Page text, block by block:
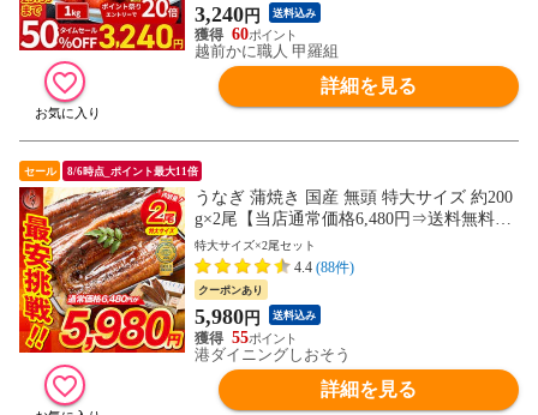
3,240円 送料込み
60
越前かに職人 甲羅組
詳細を見る
セール 8/6時点_ポイント最大11倍
うなぎ 蒲焼き 国産 無頭 特大サイズ 約200
g×2尾【当店通常価格6,480円⇒送料無料5,9
80円！】ウナギ 鰻 プレゼント 贈り物 ギフ
ト
特大サイズ×2尾セット
4.4 (88件)
クーポンあり
5,980円 送料込み
55
港ダイニングしおそう
詳細を見る